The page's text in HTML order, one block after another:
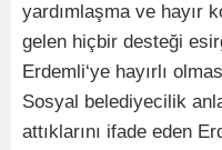
yardımlaşma ve hayır
gelen hiçbir desteği
Erdemli‘ye hayırlı
Sosyal belediyecilik
attıklarını ifade eden